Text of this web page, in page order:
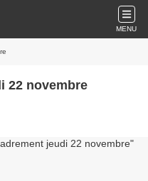
MENU
22 novembre